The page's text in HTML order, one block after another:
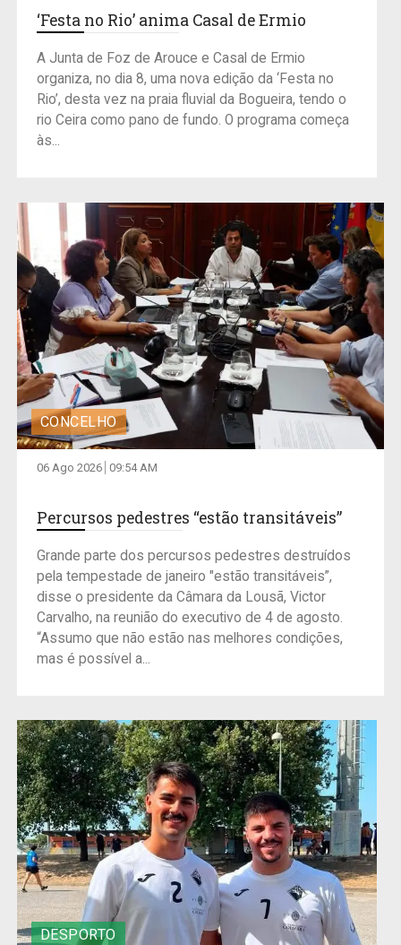
‘Festa no Rio’ anima Casal de Ermio
A Junta de Foz de Arouce e Casal de Ermio
organiza, no dia 8, uma nova edição da ‘Festa no
Rio’, desta vez na praia fluvial da Bogueira, tendo o
rio Ceira como pano de fundo. O programa começa
às...
CONCELHO
06 Ago 2026 09:54 AM
Percursos pedestres “estão transitáveis”
Grande parte dos percursos pedestres destruídos
pela tempestade de janeiro "estão transitáveis”,
disse o presidente da Câmara da Lousã, Victor
Carvalho, na reunião do executivo de 4 de agosto.
“Assumo que não estão nas melhores condições,
mas é possível a...
DESPORTO